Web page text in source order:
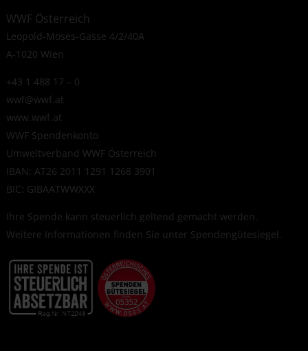
WWF Österreich
Leopold-Moses-Gasse 4/2/40A
A-1020 Wien
+43 1 488 17 – 0
wwf@wwf.at
www.wwf.at
WWF Spendenkonto
Umweltverband WWF Österreich
IBAN: AT26 2011 1291 1268 3901
BIC: GIBAATWWXXX
Ihre Spende kann steuerlich geltend gemacht werden.
Weitere Informationen finden Sie unter Spendengütesiegel.